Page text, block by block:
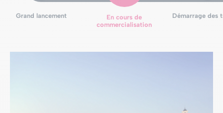
Grand lancement
En cours de
commercialisation
Démarrage des